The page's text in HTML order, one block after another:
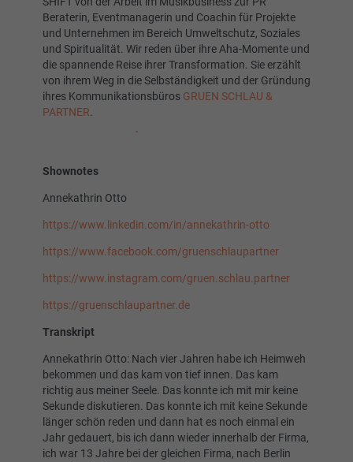
Beraterin, Eventmanagerin und Coachin für Projekte
und Unternehmen im Bereich Umweltschutz, Soziales
und Spiritualität. Wir reden über ihre Aha-Momente und
die spannende Reise ihrer Transformation. Sie erzählt
von ihrem Weg in die Selbständigkeit und der Gründung
ihres Kommunikationsbüros GRUEN SCHLAU &
PARTNER.
Shownotes
Annekathrin Otto
https://www.linkedin.com/in/annekathrin-otto
https://www.facebook.com/gruenschlaupartner
https://www.instagram.com/gruen.schlau.partner
https://gruenschlaupartner.de
Transkript
Annekathrin Otto: Nach vier Jahren habe ich Heimweh
bekommen und das kam von tief innen. Das kam
richtig aus meiner Seele. Das konnte ich mit mir keine
Sekunde diskutieren. Das konnte ich mit keine Sekunde
länger schön reden und dann hat es noch einmal ein
Jahr gedauert, bis ich dann wieder innerhalb der Firma,
ich war 13 Jahre bei der gleichen Firma, nach Berlin